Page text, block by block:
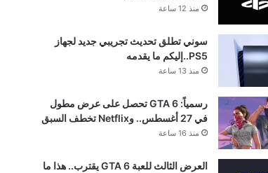
منذ 12 ساعة
سوني تطلق تحديث تجريبي جديد لجهاز
PS5..إليكم ما يقدمه
منذ 13 ساعة
رسمياً: GTA 6 تحصل على عرض مطول
في 27 أغسطس.. وNetflix تخطف السبق
منذ 16 ساعة
العرض الثالث للعبة GTA 6 يقترب.. هذا ما